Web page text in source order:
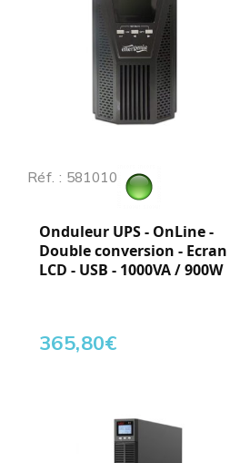
Réf. : 581010
Onduleur UPS - OnLine -
Double conversion - Ecran
LCD - USB - 1000VA / 900W
365,80€